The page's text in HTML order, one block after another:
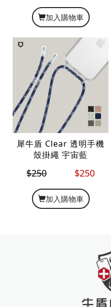
加入購物車
犀牛盾 Clear 透明手機
殼掛繩 宇宙藍
$250 $250
加入購物車